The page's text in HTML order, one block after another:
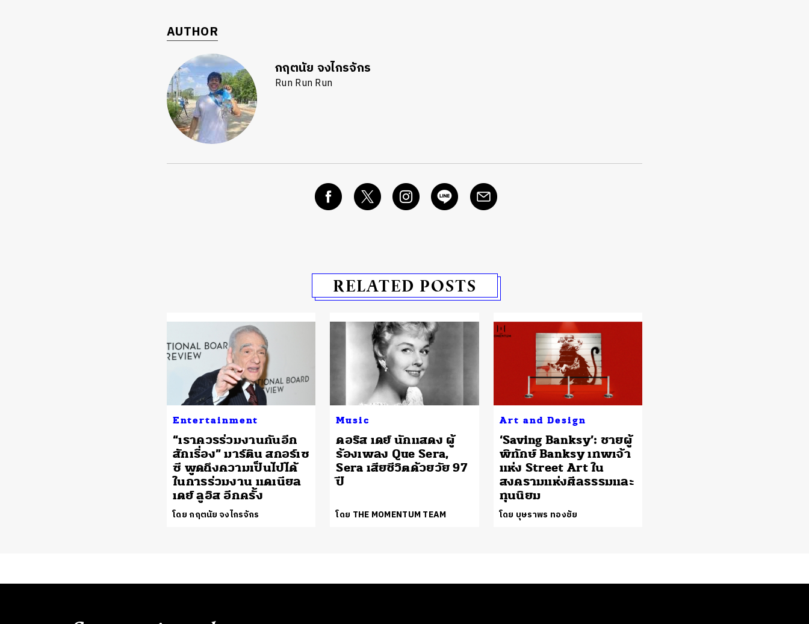
AUTHOR
กฤตนัย จงไกรจักร
Run Run Run
RELATED POSTS
Entertainment
“เราควรร่วมงานกันอีก
สักเรื่อง” มาร์ติน สกอร์เซ
ซี พูดถึงความเป็นไปได้
ในการร่วมงาน แดเนียล
เดย์ ลูอิส อีกครั้ง
โดย กฤตนัย จงไกรจักร
Music
ดอริส เดย์ นักแสดง ผู้
ร้องเพลง Que Sera,
Sera เสียชีวิตด้วยวัย 97
ปี
โดย THE MOMENTUM TEAM
Art and Design
‘Saving Banksy’: ชายผู้
พิทักษ์ Banksy เทพเจ้า
แห่ง Street Art ใน
สงครามแห่งศีลธรรมและ
ทุนนิยม
โดย บุษราพร ทองชัย